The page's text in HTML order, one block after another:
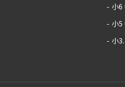
小6
小5
小